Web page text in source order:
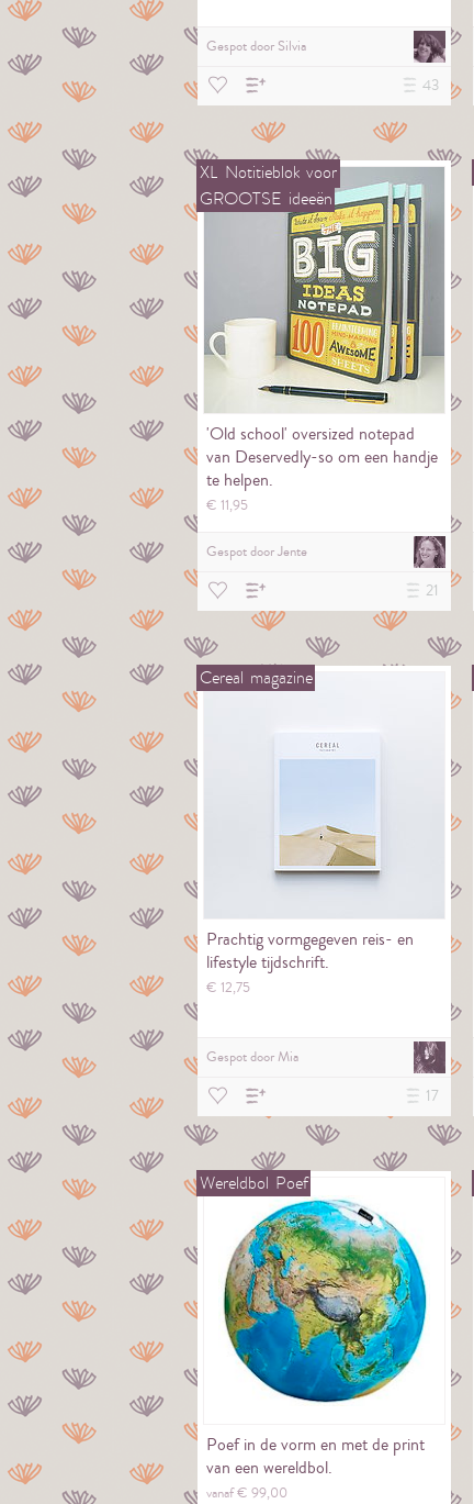
Gespot door Silvia
43
XL Notitieblok voor
GROOTSE ideeën
'Old school' oversized notepad
van Deservedly-so om een handje
te helpen.
€ 11,95
Gespot doorJente
21
Cereal magazine
Prachtig vormgegeven reis- en
lifestyle tijdschrift.
€ 12,75
Gespot doorMia
17
Wereldbol Poef
Poef in de vorm en met de print
van een wereldbol.
vanaf € 99,00